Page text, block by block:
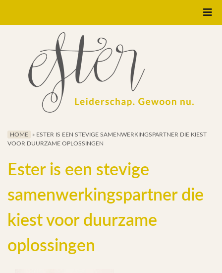
Systemisch Bekeken
Leiderschapscoaching
E-BOOK
Over Mij
HOME » ESTER IS EEN STEVIGE SAMENWERKINGSPARTNER DIE KIEST
VOOR DUURZAME OPLOSSINGEN
Ester is een stevige
samenwerkingspartner die
kiest voor duurzame
oplossingen